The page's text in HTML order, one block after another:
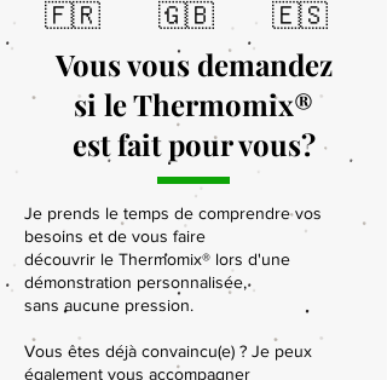
🇫🇷 🇬🇧 🇪🇸
Vous vous demandez
si le Thermomix®
est fait pour vous?
Je prends le temps de comprendre vos
besoins et de vous faire
découvrir le Thermomix® lors d'une
démonstration personnalisée,
sans aucune pression.
Vous êtes déjà convaincu(e) ? Je peux
également vous accompagner